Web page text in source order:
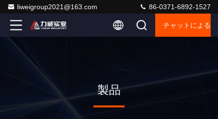
liweigroup2021@163.com 86-0371-6892-1527
チャットによる
製品